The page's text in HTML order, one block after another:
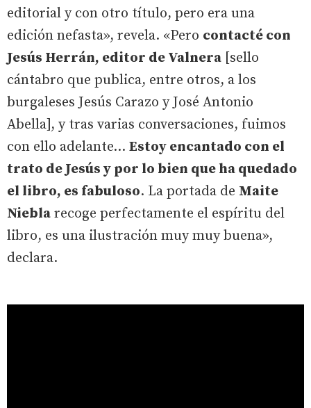
editorial y con otro título, pero era una
edición nefasta», revela. «Pero contacté con
Jesús Herrán, editor de Valnera [sello
cántabro que publica, entre otros, a los
burgaleses Jesús Carazo y José Antonio
Abella], y tras varias conversaciones, fuimos
con ello adelante... Estoy encantado con el
trato de Jesús y por lo bien que ha quedado
el libro, es fabuloso. La portada de Maite
Niebla recoge perfectamente el espíritu del
libro, es una ilustración muy muy buena»,
declara.